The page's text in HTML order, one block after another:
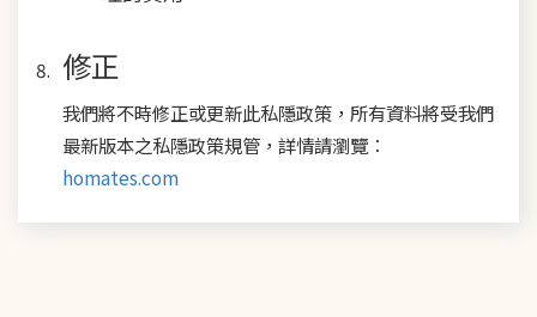
修正
我們將不時修正或更新此私隱政策，所有資料將受我們
最新版本之私隱政策規管，詳情請瀏覽：
homates.com